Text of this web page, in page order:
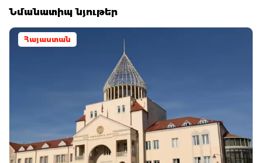
Նմանատիպ նյութեր
Հայաստան